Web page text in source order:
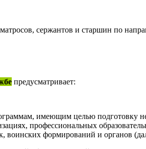
сержантов и старшин по
предусматривает:
имеющим целью подготовку
профессиональных
формирований и органов